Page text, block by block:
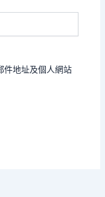
件地址及個人網站